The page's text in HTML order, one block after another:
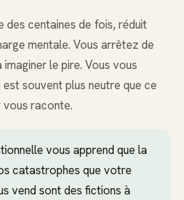
centaines de fois, réduit
mentale. Vous arrêtez de
imaginer le pire. Vous vous
souvent plus neutre que ce
vous raconte.
vous apprend que la
catastrophes que votre
vend sont des fictions à